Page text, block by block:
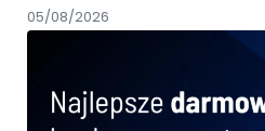
05/08/2026